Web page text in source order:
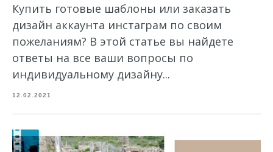
Купить готовые шаблоны или заказать
дизайн аккаунта инстаграм по своим
пожеланиям? В этой статье вы найдете
ответы на все ваши вопросы по
индивидуальному дизайну...
12.02.2021